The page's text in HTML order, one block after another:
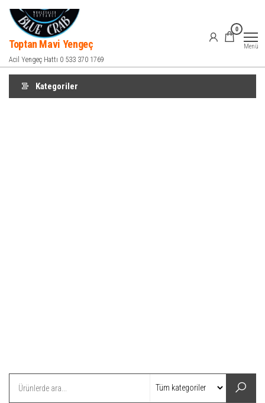
İçeriğe
atla
Toptan Mavi Yengeç
Acil Yengeç Hattı 0 533 370 1769
0
Menü
Kategoriler